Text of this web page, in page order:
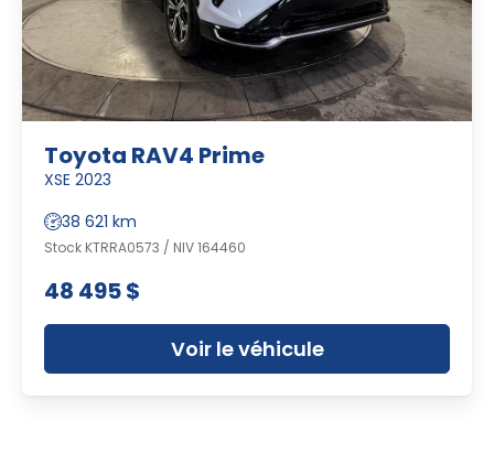
Toyota RAV4 Prime
XSE 2023
38 621 km
Stock KTRRA0573 / NIV 164460
48 495 $
Voir le véhicule